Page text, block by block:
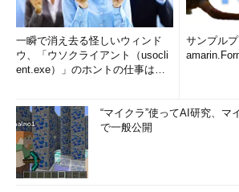
一瞬で消え去る怪しいウィンド
ウ、「ウソクライアント（usocli
ent.exe）」のホントの仕事は？
サンプル
“マイクラ”使ってAI研究、マ
で一般公開